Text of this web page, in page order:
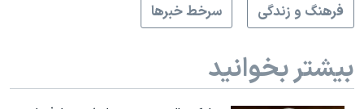
فرهنگ و زندگی
سرخط خبرها
بیشتر بخوانید